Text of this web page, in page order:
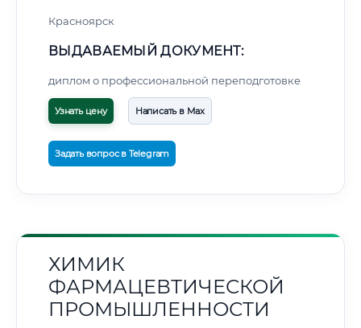
Красноярск
ВЫДАВАЕМЫЙ ДОКУМЕНТ:
диплом о профессиональной переподготовке
Узнать цену Написать в Max
Задать вопрос в Telegram
ХИМИК
ФАРМАЦЕВТИЧЕСКОЙ
ПРОМЫШЛЕННОСТИ